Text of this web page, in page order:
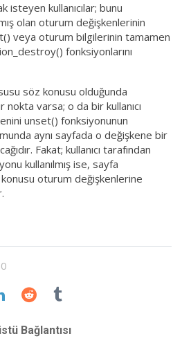
isteyen kullanıcılar; bunu
olan oturum değişkenlerinin
veya oturum bilgilerinin tamamen
fonksiyonlarını
söz konusu olduğunda
varsa; o da bir kullanıcı
unset() fonksiyonunun
aynı sayfada o değişkene bir
Fakat; kullanıcı tarafından
kullanılmış ise, sayfa
konusu oturum değişkenlerine
Bağlantısı